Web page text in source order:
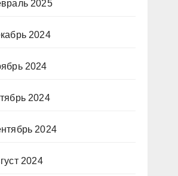
2025
2024
2024
2024
2024
2024